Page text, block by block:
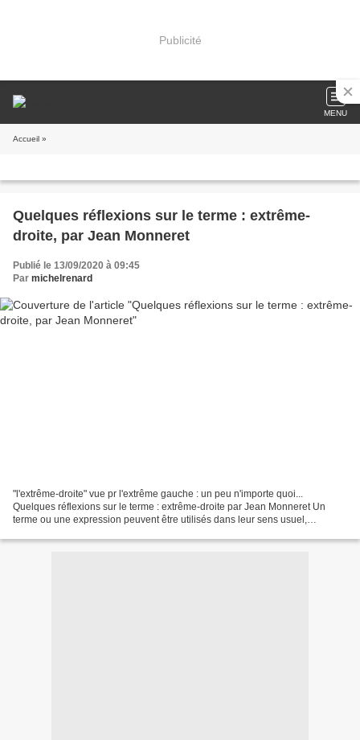
Publicité
MENU
Accueil »
Quelques réflexions sur le terme : extrême-
droite, par Jean Monneret
Publié le 13/09/2020 à 09:45
Par michelrenard
"l'extrême-droite" vue pr l'extrême gauche : un peu n'importe quoi...
Quelques réflexions sur le terme : extrême-droite par Jean Monneret Un
terme ou une expression peuvent être utilisés dans leur sens usuel,